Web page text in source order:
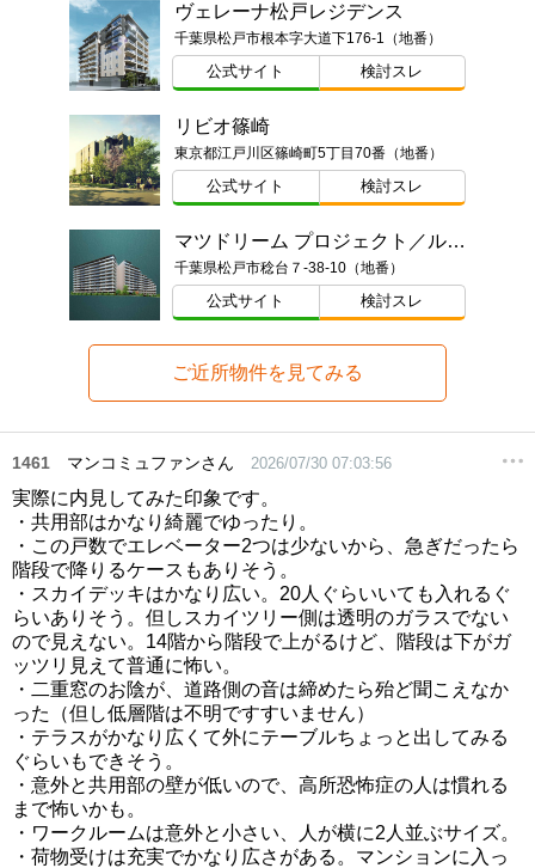
ヴェレーナ松戸レジデンス
千葉県松戸市根本字大道下176-1（地番）
公式サイト 検討スレ
リビオ篠崎
東京都江戸川区篠崎町5丁目70番（地番）
公式サイト 検討スレ
マツドリーム プロジェクト／ルネ松戸みのり台
千葉県松戸市稔台７-38-10（地番）
公式サイト 検討スレ
ご近所物件を見てみる
1461 マンコミュファンさん 2026/07/30 07:03:56
実際に内見してみた印象です。
・共用部はかなり綺麗でゆったり。
・この戸数でエレベーター2つは少ないから、急ぎだったら
階段で降りるケースもありそう。
・スカイデッキはかなり広い。20人ぐらいいても入れるぐ
らいありそう。但しスカイツリー側は透明のガラスでない
ので見えない。14階から階段で上がるけど、階段は下がガ
ッツリ見えて普通に怖い。
・二重窓のお陰が、道路側の音は締めたら殆ど聞こえなか
った（但し低層階は不明ですすいません）
・テラスがかなり広くて外にテーブルちょっと出してみる
ぐらいもできそう。
・意外と共用部の壁が低いので、高所恐怖症の人は慣れる
まで怖いかも。
・ワークルームは意外と小さい、人が横に2人並ぶサイズ。
・荷物受けは充実でかなり広さがある。マンションに入っ